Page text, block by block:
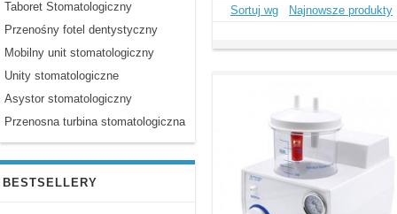
Taboret Stomatologiczny
Przenośny fotel dentystyczny
Mobilny unit stomatologiczny
Unity stomatologiczne
Asystor stomatologiczny
Przenosna turbina stomatologiczna
BESTSELLERY
Sortuj wg Najnowsze produkty